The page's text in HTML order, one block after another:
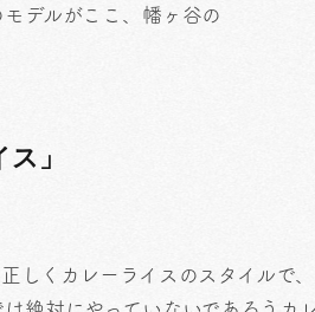
モデルがここ、幡ヶ谷の
ス」
正しくカレーライスのスタイルで